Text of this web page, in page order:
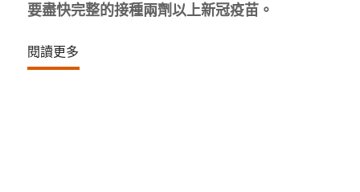
要盡快完整的接種兩劑以上新冠疫苗。
閱讀更多